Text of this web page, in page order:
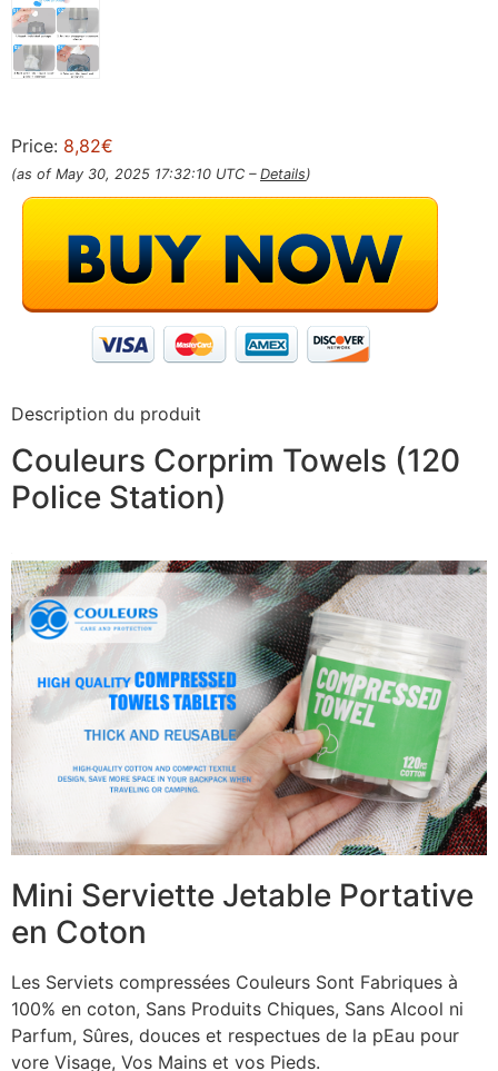
Price: 8,82€
(as of May 30, 2025 17:32:10 UTC – Details)
Description du produit
Couleurs Corprim Towels (120
Police Station)
Mini Serviette Jetable Portative
en Coton
Les Serviets compressées Couleurs Sont Fabriques à
100% en coton, Sans Produits Chiques, Sans Alcool ni
Parfum, Sûres, douces et respectues de la pEau pour
vore Visage, Vos Mains et vos Pieds.